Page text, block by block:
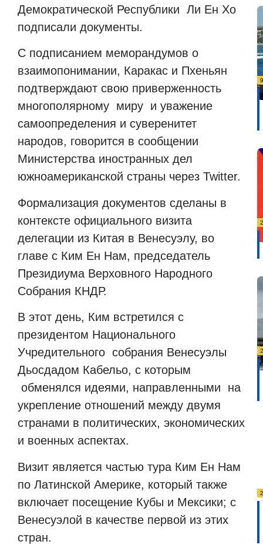
Демократической Республики Ли Ен Хо
подписали документы.
С подписанием меморандумов о
взаимопонимании, Каракас и Пхеньян
подтверждают свою приверженность
многополярному миру и уважение
самоопределения и суверенитет
народов, говорится в сообщении
Министерства иностранных дел
южноамериканской страны через Twitter.
Формализация документов сделаны в
контексте официального визита
делегации из Китая в Венесуэлу, во
главе с Ким Ен Нам, председатель
Президиума Верховного Народного
Собрания КНДР.
В этот день, Ким встретился с
президентом Национального
Учредительного собрания Венесуэлы
Дьосдадом Кабельо, с которым
обменялся идеями, направленными
на
укрепление отношений между двумя
странами в политических, экономических
и военных аспектах.
Визит является частью тура Ким Ен Нам
по Латинской Америке, который также
включает посещение Кубы и Мексики; с
Венесуэлой в качестве первой из этих
стран.